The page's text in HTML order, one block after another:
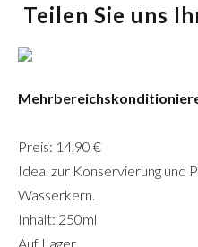
Teilen Sie uns
Preis: 14,90 €
Ideal zur Konservierung und
Wasserkern.
Inhalt: 250ml
Auf Lager